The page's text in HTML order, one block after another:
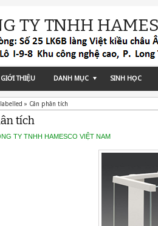
TY TNHH
GIỚI THIỆU DANH MỤC SINH HỌC
» Cân phân tích
tích
TY TNHH HAMESCO VIỆT NAM